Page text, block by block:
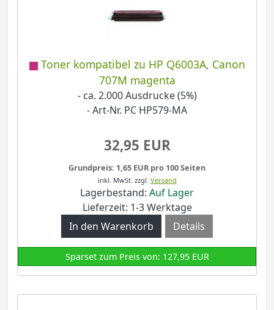
Toner kompatibel zu HP Q6003A, Canon
707M magenta
- ca. 2.000 Ausdrucke (5%)
- Art-Nr. PC HP579-MA
32,95 EUR
Grundpreis: 1,65 EUR pro 100 Seiten
inkl. MwSt. zzgl. Versand
Lagerbestand: Auf Lager
Lieferzeit: 1-3 Werktage
Details
Sparset zum Preis von: 127,95 EUR